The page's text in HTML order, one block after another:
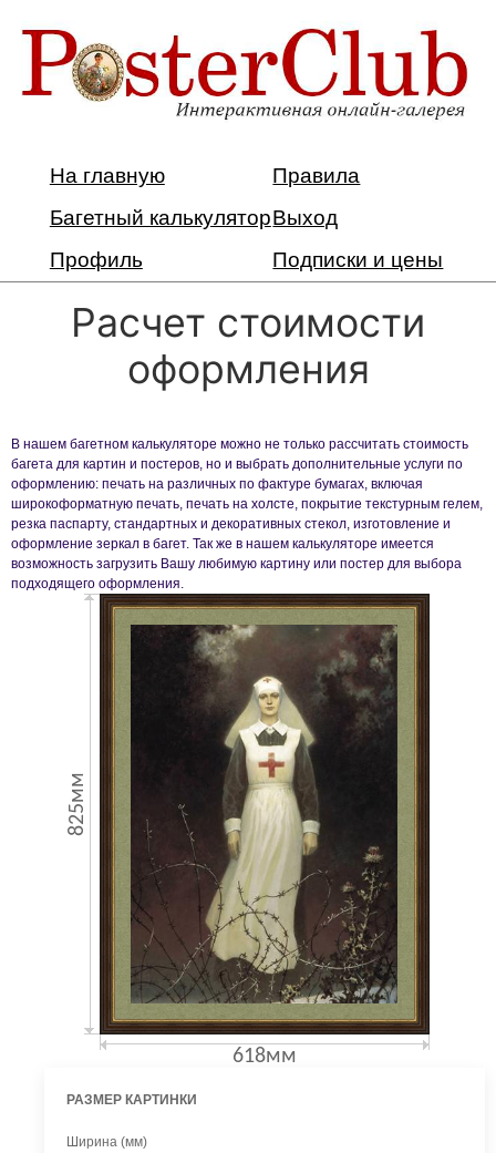
На главную
Правила
Багетный калькуляторВыход
Профиль
Подписки и цены
Расчет стоимости
оформления
В нашем багетном калькуляторе можно не только рассчитать стоимость
багета для картин и постеров, но и выбрать дополнительные услуги по
оформлению: печать на различных по фактуре бумагах, включая
широкоформатную печать, печать на холсте, покрытие текстурным гелем,
резка паспарту, стандартных и декоративных стекол, изготовление и
оформление зеркал в багет. Так же в нашем калькуляторе имеется
возможность загрузить Вашу любимую картину или постер для выбора
подходящего оформления.
825мм
618мм
РАЗМЕР КАРТИНКИ
Ширина (мм)